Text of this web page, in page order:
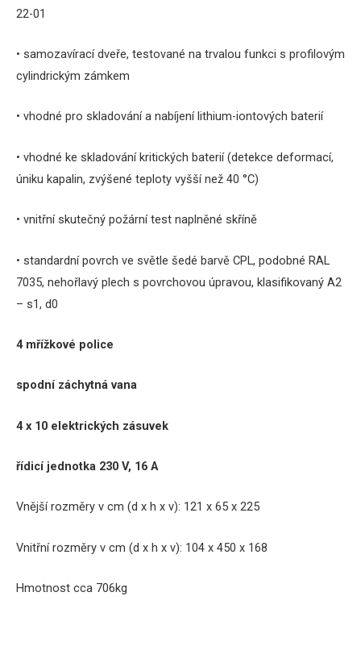
22-01
• samozavírací dveře, testované na trvalou funkci s profilovým
cylindrickým zámkem
• vhodné pro skladování a nabíjení lithium-iontových baterií
• vhodné ke skladování kritických baterií (detekce deformací,
úniku kapalin, zvýšené teploty vyšší než 40 °C)
• vnitřní skutečný požární test naplněné skříně
• standardní povrch ve světle šedé barvě CPL, podobné RAL
7035, nehořlavý plech s povrchovou úpravou, klasifikovaný A2
– s1, d0
4 mřížkové police
spodní záchytná vana
4 x 10 elektrických zásuvek
řídicí jednotka 230 V, 16 A
Vnější rozměry v cm (d x h x v): 121 x 65 x 225
Vnitřní rozměry v cm (d x h x v): 104 x 450 x 168
Hmotnost cca 706kg